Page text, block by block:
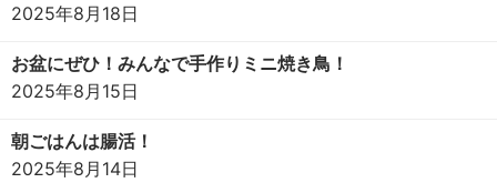
2025年8月18日
お盆にぜひ！みんなで手作りミニ焼き鳥！
2025年8月15日
朝ごはんは腸活！
2025年8月14日